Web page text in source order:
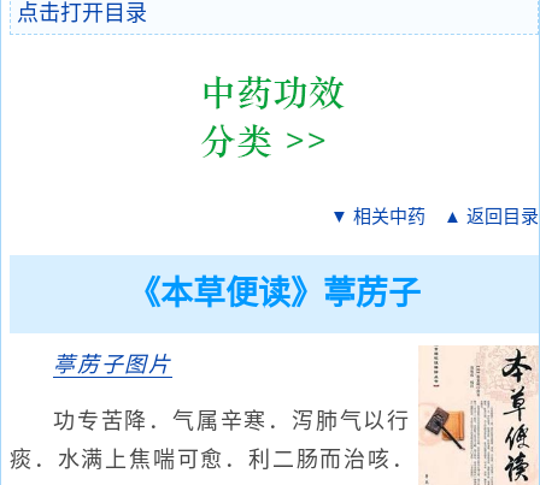
点击打开目录
▼ 相关中药 ▲ 返回目录
《本草便读》葶苈子
葶苈子图片
功专苦降．气属辛寒．泻肺气以行
痰．水满上焦喘可愈．利二肠而治咳．